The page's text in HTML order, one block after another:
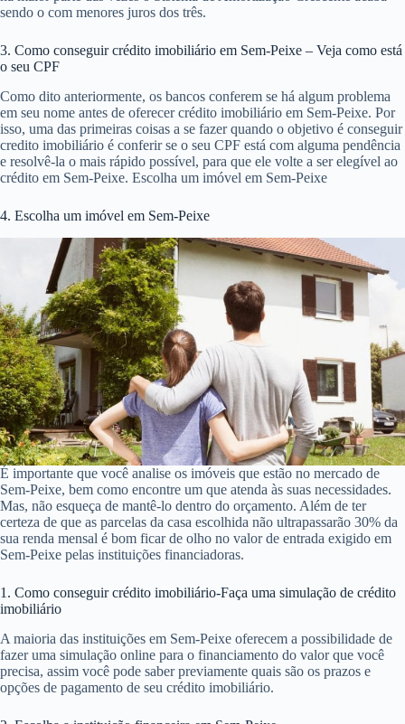
sendo o com menores juros dos três.
3. Como conseguir crédito imobiliário em Sem-Peixe – Veja como está
o seu CPF
Como dito anteriormente, os bancos conferem se há algum problema
em seu nome antes de oferecer crédito imobiliário em Sem-Peixe. Por
isso, uma das primeiras coisas a se fazer quando o objetivo é conseguir
credito imobiliário é conferir se o seu CPF está com alguma pendência
e resolvê-la o mais rápido possível, para que ele volte a ser elegível ao
crédito em Sem-Peixe. Escolha um imóvel em Sem-Peixe
4. Escolha um imóvel em Sem-Peixe
É importante que você analise os imóveis que estão no mercado de
Sem-Peixe, bem como encontre um que atenda às suas necessidades.
Mas, não esqueça de mantê-lo dentro do orçamento. Além de ter
certeza de que as parcelas da casa escolhida não ultrapassarão 30% da
sua renda mensal é bom ficar de olho no valor de entrada exigido em
Sem-Peixe pelas instituições financiadoras.
1. Como conseguir crédito imobiliário-Faça uma simulação de crédito
imobiliário
A maioria das instituições em Sem-Peixe oferecem a possibilidade de
fazer uma simulação online para o financiamento do valor que você
precisa, assim você pode saber previamente quais são os prazos e
opções de pagamento de seu crédito imobiliário.